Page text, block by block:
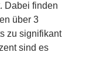
Dabei finden
über 3
zu signifikant
sind es